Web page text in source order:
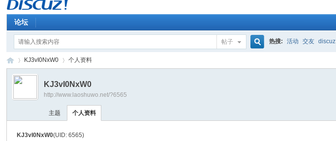
论坛
帖子 热搜: 活动 交友 discuz
›
KJ3vI0NxW0 个人资料
KJ3vI0NxW0
http://www.laoshuwo.net/?6565
主题 个人资料
KJ3vI0NxW0(UID: 6565)